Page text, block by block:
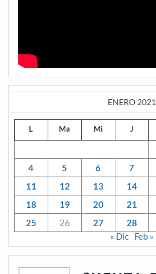
ENERO 2021
L Ma Mi J
4
5 6 7
11
12 13 14
18
19 20 21
25
26 27 28
« Dic Feb »